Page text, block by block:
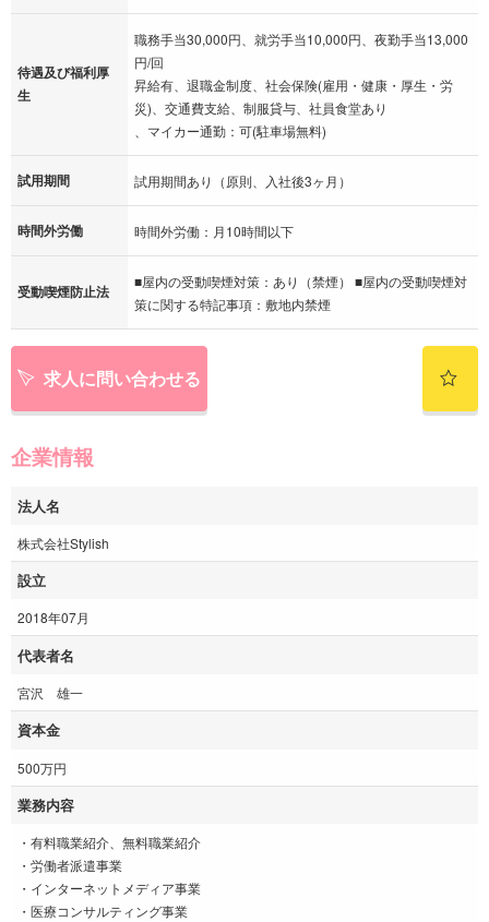
待遇及び福利厚
生
職務手当30,000円、就労手当10,000円、夜勤手当13,000
円/回
昇給有、退職金制度、社会保険(雇用・健康・厚生・労
災)、交通費支給、制服貸与、社員食堂あり
、マイカー通勤：可(駐車場無料)
試用期間 試用期間あり（原則、入社後3ヶ月）
時間外労働 時間外労働：月10時間以下
受動喫煙防止法
■屋内の受動喫煙対策：あり（禁煙） ■屋内の受動喫煙対
策に関する特記事項：敷地内禁煙
求人に問い合わせる
企業情報
法人名
株式会社Stylish
設立
2018年07月
代表者名
宮沢 雄一
資本金
500万円
業務内容
・有料職業紹介、無料職業紹介
・労働者派遣事業
・インターネットメディア事業
・医療コンサルティング事業